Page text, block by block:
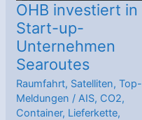
OHB investiert in
Start-up-
Unternehmen
Searoutes
Raumfahrt, Satelliten,Top-
Meldungen /AIS, CO2,
Container, Lieferkette,